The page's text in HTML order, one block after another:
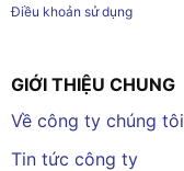
Điều khoản sử dụng
GIỚI THIỆU CHUNG
Về công ty chúng tôi
Tin tức công ty